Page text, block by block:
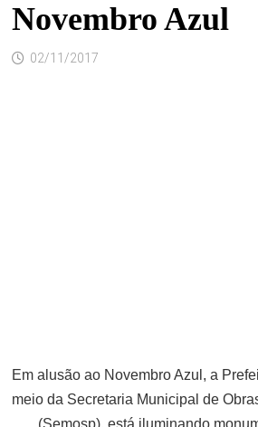
Novembro Azul
02/11/2017
Em alusão ao Novembro Azul, a
meio da Secretaria Municipal de
(Semosp), está iluminando